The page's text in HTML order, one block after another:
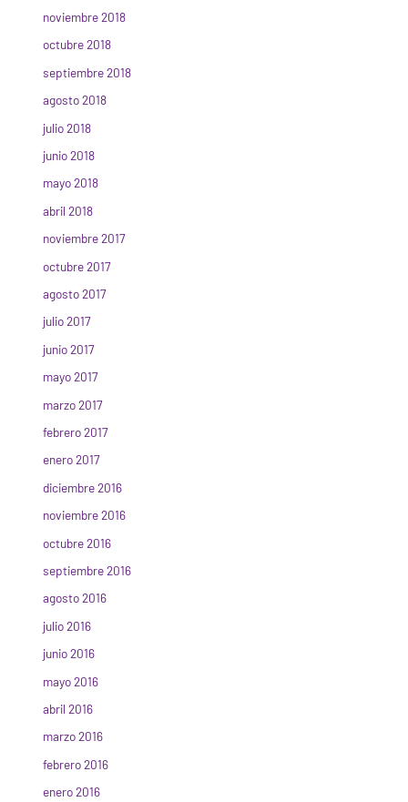
noviembre 2018
octubre 2018
septiembre 2018
agosto 2018
julio 2018
junio 2018
mayo 2018
abril 2018
noviembre 2017
octubre 2017
agosto 2017
julio 2017
junio 2017
mayo 2017
marzo 2017
febrero 2017
enero 2017
diciembre 2016
noviembre 2016
octubre 2016
septiembre 2016
agosto 2016
julio 2016
junio 2016
mayo 2016
abril 2016
marzo 2016
febrero 2016
enero 2016